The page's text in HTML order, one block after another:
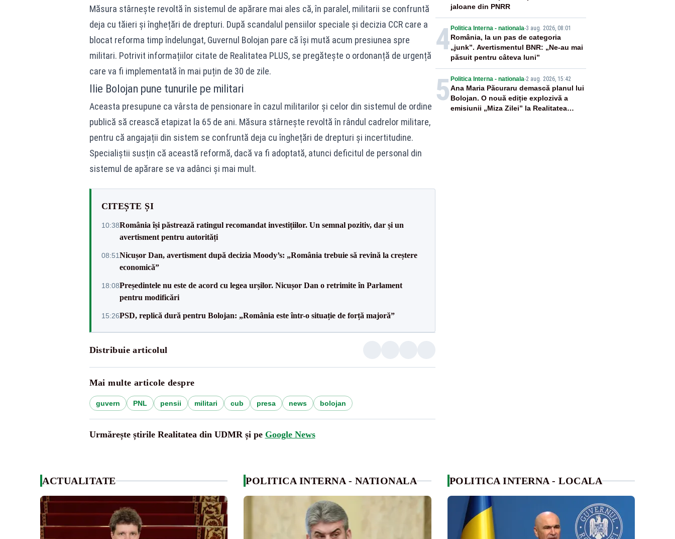
Măsura stârnește revoltă în sistemul de apărare mai ales că, în paralel, militarii se confruntă
deja cu tăieri și înghețări de drepturi. După scandalul pensiilor speciale și decizia CCR care a
blocat reforma timp îndelungat, Guvernul Bolojan pare că își mută acum presiunea spre
militari. Potrivit informațiilor citate de Realitatea PLUS, se pregătește o ordonanță de urgență
care va fi implementată în mai puțin de 30 de zile.
Ilie Bolojan pune tunurile pe militari
Aceasta presupune ca vârsta de pensionare în cazul militarilor și celor din sistemul de ordine
publică să crească etapizat la 65 de ani. Măsura stârnește revoltă în rândul cadrelor militare,
pentru că angajații din sistem se confruntă deja cu înghețări de drepturi și incertitudine.
Specialiștii susțin că această reformă, dacă va fi adoptată, atunci deficitul de personal din
sistemul de apărare se va adânci și mai mult.
CITEȘTE ȘI
10:38România își păstrează ratingul recomandat investițiilor. Un semnal pozitiv, dar și un
avertisment pentru autorități
08:51Nicușor Dan, avertisment după decizia Moody’s: „România trebuie să revină la creștere
economică”
18:08Președintele nu este de acord cu legea urșilor. Nicușor Dan o retrimite în Parlament
pentru modificări
15:26PSD, replică dură pentru Bolojan: „România este într-o situație de forță majoră”
Distribuie articolul
Mai multe articole despre
guvern PNL pensii militari cub presa news bolojan
Urmărește știrile Realitatea din UDMR și pe Google News
jaloane din PNRR
4 Politica Interna - nationala-3 aug. 2026, 08:01
România, la un pas de categoria
„junk”. Avertismentul BNR: „Ne-au mai
păsuit pentru câteva luni”
5 Politica Interna - nationala-2 aug. 2026, 15:42
Ana Maria Păcuraru demască planul lui
Bolojan. O nouă ediție explozivă a
emisiunii „Miza Zilei” la Realitatea
ACTUALITATE POLITICA INTERNA - NATIONALA POLITICA INTERNA - LOCALA